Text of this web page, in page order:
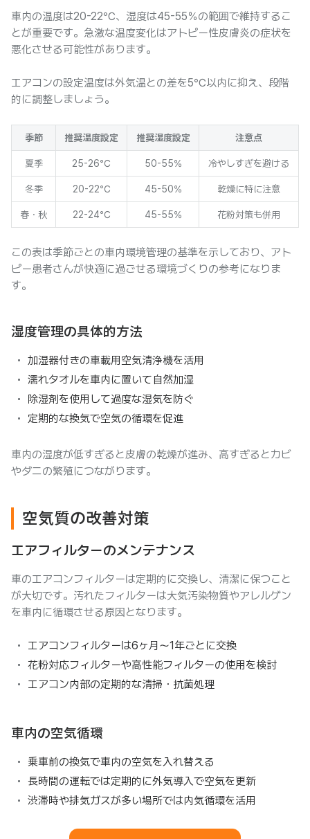
車内の温度は20-22℃、湿度は45-55％の範囲で維持するこ
とが重要です。急激な温度変化はアトピー性皮膚炎の症状を
悪化させる可能性があります。
エアコンの設定温度は外気温との差を5℃以内に抑え、段階
的に調整しましょう。
季節 推奨温度設定 推奨湿度設定 注意点
夏季 25-26℃ 50-55% 冷やしすぎを避ける
冬季 20-22℃ 45-50% 乾燥に特に注意
春・秋 22-24℃ 45-55% 花粉対策も併用
この表は季節ごとの車内環境管理の基準を示しており、アト
ピー患者さんが快適に過ごせる環境づくりの参考になりま
す。
湿度管理の具体的方法
加湿器付きの車載用空気清浄機を活用
濡れタオルを車内に置いて自然加湿
除湿剤を使用して過度な湿気を防ぐ
定期的な換気で空気の循環を促進
車内の湿度が低すぎると皮膚の乾燥が進み、高すぎるとカビ
やダニの繁殖につながります。
空気質の改善対策
エアフィルターのメンテナンス
車のエアコンフィルターは定期的に交換し、清潔に保つこと
が大切です。汚れたフィルターは大気汚染物質やアレルゲン
を車内に循環させる原因となります。
エアコンフィルターは6ヶ月〜1年ごとに交換
花粉対応フィルターや高性能フィルターの使用を検討
エアコン内部の定期的な清掃・抗菌処理
車内の空気循環
乗車前の換気で車内の空気を入れ替える
長時間の運転では定期的に外気導入で空気を更新
渋滞時や排気ガスが多い場所では内気循環を活用